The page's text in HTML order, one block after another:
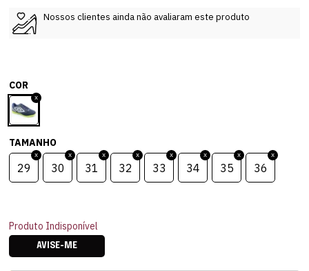
Nossos clientes ainda não avaliaram este produto
COR
TAMANHO
29 30 31 32 33 34 35 36
Produto Indisponível
AVISE-ME